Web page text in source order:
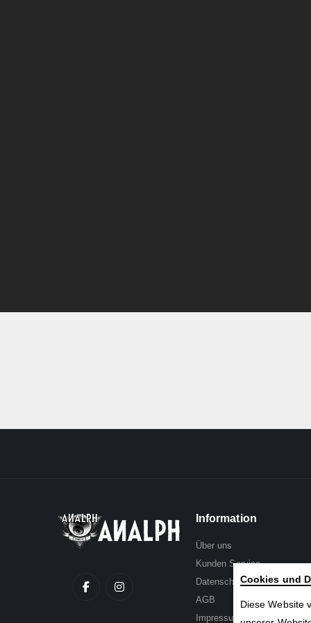
Information
Über uns
Kunden Service
Datenschutz
AGB
Impressum
Cookies und
Diese Website